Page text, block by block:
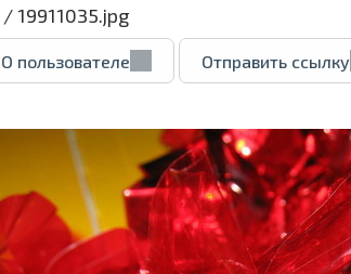
/ 19911035.jpg
О пользователе Отправить ссылку